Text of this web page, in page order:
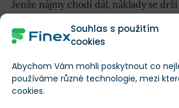
Souhlas s použitím
cookies
Abychom Vám mohli poskytnout co
používáme různé technologie, mezi
cookies.
Jenže nájmy chodí dál, náklady se
majitel každý rok inkasuje slušný výnos.
mnoho investorů může přehlížet
působí příliš obyčejně.